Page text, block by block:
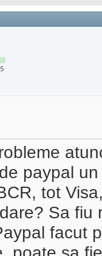
paypal
tot
Sa
facut